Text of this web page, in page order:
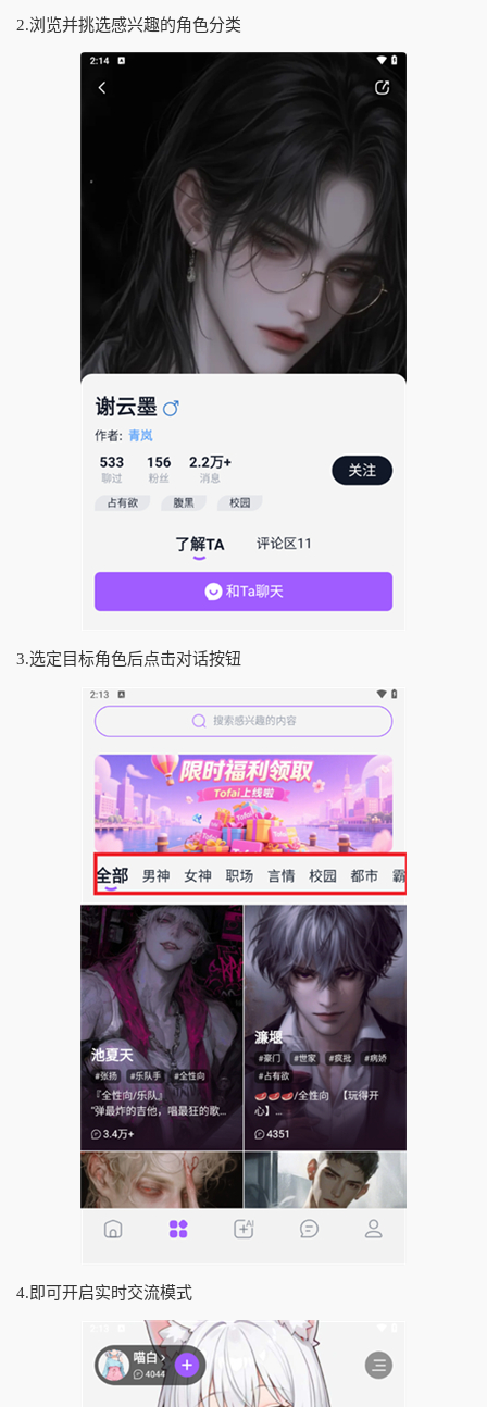
2.浏览并挑选感兴趣的角色分类
3.选定目标角色后点击对话按钮
4.即可开启实时交流模式